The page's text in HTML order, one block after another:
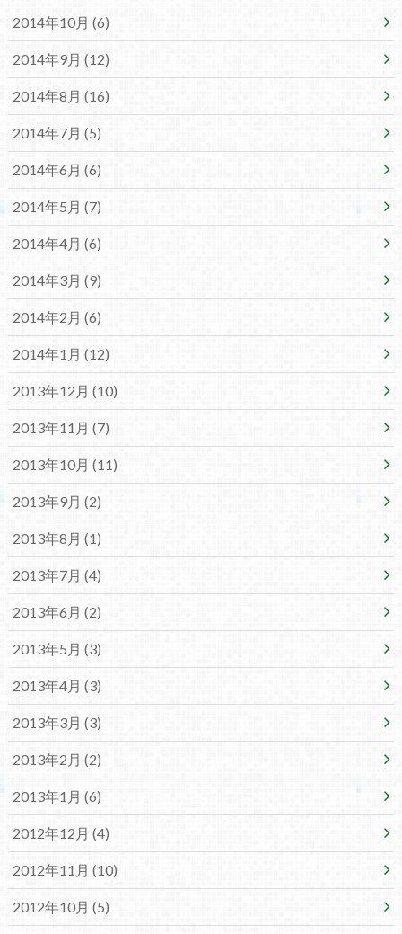
2014年10月 (6)
2014年9月 (12)
2014年8月 (16)
2014年7月 (5)
2014年6月 (6)
2014年5月 (7)
2014年4月 (6)
2014年3月 (9)
2014年2月 (6)
2014年1月 (12)
2013年12月 (10)
2013年11月 (7)
2013年10月 (11)
2013年9月 (2)
2013年8月 (1)
2013年7月 (4)
2013年6月 (2)
2013年5月 (3)
2013年4月 (3)
2013年3月 (3)
2013年2月 (2)
2013年1月 (6)
2012年12月 (4)
2012年11月 (10)
2012年10月 (5)